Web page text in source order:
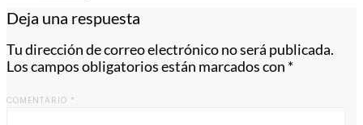
Deja una respuesta
Tu dirección de correo electrónico no será publicada.
Los campos obligatorios están marcados con *
COMENTARIO *